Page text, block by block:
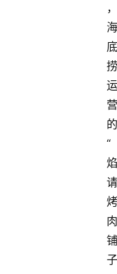
，
海
底
捞
运
营
的
“
焰
请
烤
肉
铺
子